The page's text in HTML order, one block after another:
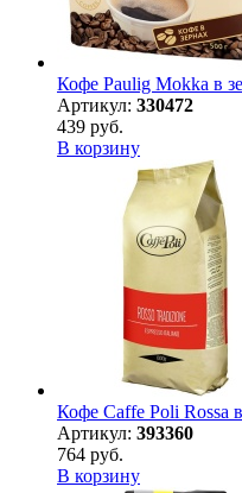
Кофе Paulig Mokka в
Артикул: 330472
439 руб.
В корзину
Кофе Caffe Poli Rossa
Артикул: 393360
764 руб.
В корзину